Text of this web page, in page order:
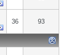
36 93